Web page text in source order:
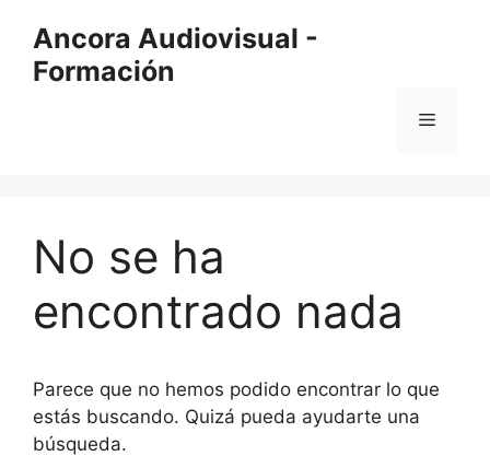
contenido
Ancora Audiovisual -
Formación
Menú
No se ha
encontrado nada
Parece que no hemos podido encontrar lo que
estás buscando. Quizá pueda ayudarte una
búsqueda.